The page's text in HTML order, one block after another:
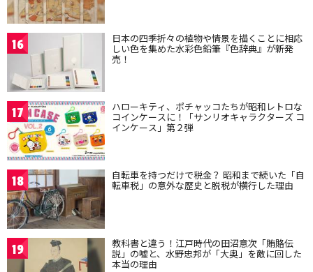
16 日本の四季折々の植物や情景を描くことに相応
しい色を集めた水彩色鉛筆『色辞典』が新発
売！
17 ハローキティ、ポチャッコたちが昭和レトロな
コインケースに！「サンリオキャラクターズ コ
インケース」第２弾
18 自転車を持つだけで税金？ 昭和まで続いた「自
転車税」の意外な歴史と脱税が横行した理由
19 教科書と違う！江戸時代の田沼意次「賄賂伝
説」の嘘と、水野忠邦が「大奥」を敵に回した
本当の理由